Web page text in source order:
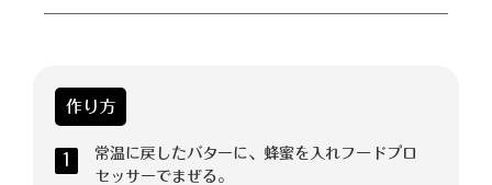
作り方
1
常温に戻したバターに、蜂蜜を入れフードプロ
セッサーでまぜる。